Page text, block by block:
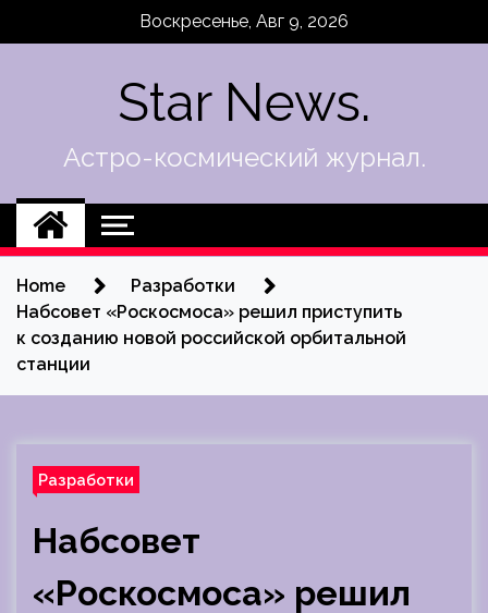
Воскресенье, Авг 9, 2026
Star News.
Астро-космический журнал.
Home
Разработки
Набсовет «Роскосмоса» решил приступить
к созданию новой российской орбитальной
станции
Разработки
Набсовет
«Роскосмоса» решил